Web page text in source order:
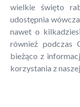
wielkie święto
udostępnia
nawet o
również podczas
bieżąco z
korzystania z